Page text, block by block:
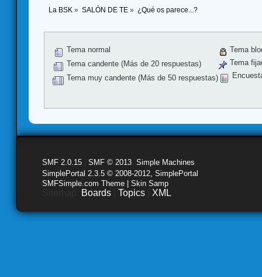
La BSK » SALÓN DE TE» ¿Qué os parece...?
Tema normal
Tema candente (Más de 20 respuestas)
Tema muy candente (Más de 50 respuestas)
Tema
Tema
SMF 2.0.15 SMF © 2013 Simple Machines
SimplePortal 2.3.5 © 2008-2012, SimplePortal
SMFSimple.com Theme | Skin Samp
Boards Topics XML